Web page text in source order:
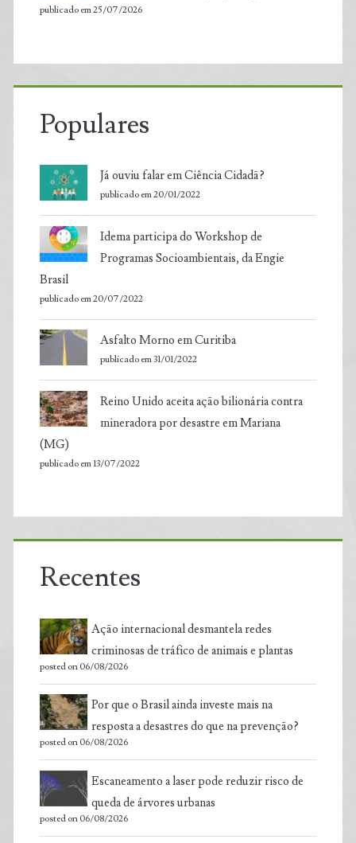
publicado em 25/07/2026
Populares
Já ouviu falar em Ciência Cidadã?
publicado em 20/01/2022
Idema participa do Workshop de
Programas Socioambientais, da Engie
Brasil
publicado em 20/07/2022
Asfalto Morno em Curitiba
publicado em 31/01/2022
Reino Unido aceita ação bilionária contra
mineradora por desastre em Mariana
(MG)
publicado em 13/07/2022
Recentes
Ação internacional desmantela redes
criminosas de tráfico de animais e plantas
posted on 06/08/2026
Por que o Brasil ainda investe mais na
resposta a desastres do que na prevenção?
posted on 06/08/2026
Escaneamento a laser pode reduzir risco de
queda de árvores urbanas
posted on 06/08/2026